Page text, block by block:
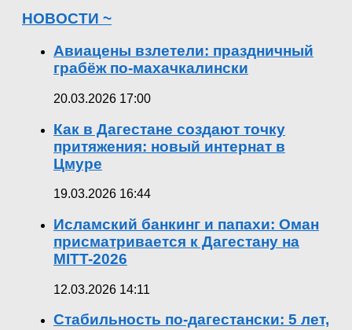
НОВОСТИ ~
Авиацены взлетели: праздничный
грабёж по-махачкалински
20.03.2026 17:00
Как в Дагестане создают точку
притяжения: новый интернат в
Цмуре
19.03.2026 16:44
Исламский банкинг и папахи: Оман
присматривается к Дагестану на
MITT-2026
12.03.2026 14:11
Стабильность по-дагестански: 5 лет,